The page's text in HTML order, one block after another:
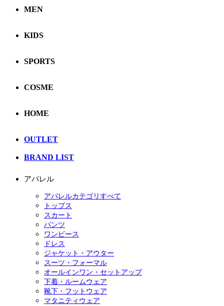
MEN
KIDS
SPORTS
COSME
HOME
OUTLET
BRAND LIST
アパレル
アパレルカテゴリすべて
トップス
スカート
パンツ
ワンピース
ドレス
ジャケット・アウター
スーツ・フォーマル
オールインワン・セットアップ
下着・ルームウェア
靴下・フットウェア
マタニティウェア